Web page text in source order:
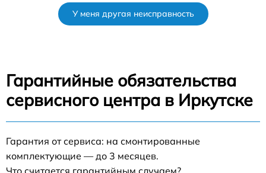
У меня другая неисправность
Гарантийные обязательства
сервисного центра в Иркутске
Гарантия от сервиса: на смонтированные
комплектующие — до 3 месяцев.
Что считается гарантийным случаем?